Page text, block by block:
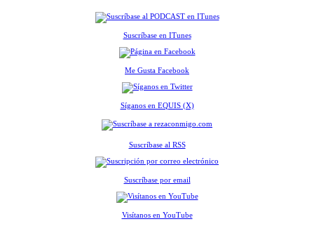
Suscríbase en ITunes
Me Gusta Facebook
Síganos en EQUIS (X)
Suscríbase al RSS
Suscríbase por email
Visítanos en YouTube